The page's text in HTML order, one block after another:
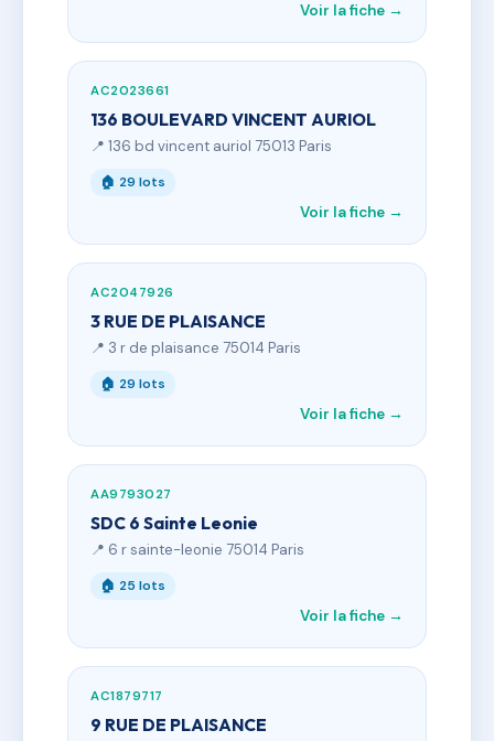
Voir la fiche →
AC2023661
136 BOULEVARD VINCENT AURIOL
📍 136 bd vincent auriol 75013 Paris
🏠 29 lots
Voir la fiche →
AC2047926
3 RUE DE PLAISANCE
📍 3 r de plaisance 75014 Paris
🏠 29 lots
Voir la fiche →
AA9793027
SDC 6 Sainte Leonie
📍 6 r sainte-leonie 75014 Paris
🏠 25 lots
Voir la fiche →
AC1879717
9 RUE DE PLAISANCE